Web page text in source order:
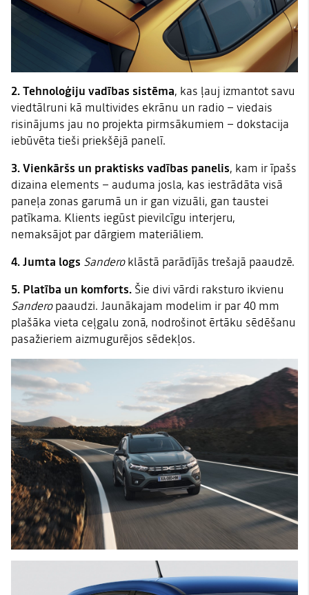
2.Tehnoloģiju vadības sistēma, kas ļauj izmantot savu
viedtālruni kā multivides ekrānu un radio – viedais
risinājums jau no projekta pirmsākumiem – dokstacija
iebūvēta tieši priekšējā panelī.
3. Vienkāršs un praktisks vadības panelis, kam ir īpašs
dizaina elements – auduma josla, kas iestrādāta visā
paneļa zonas garumā un ir gan vizuāli, gan taustei
patīkama. Klients iegūst pievilcīgu interjeru,
nemaksājot par dārgiem materiāliem.
4. Jumta logs Sanderoklāstā parādījās trešajā paaudzē.
5. Platība un komforts. Šie divi vārdi raksturo ikvienu
Sanderopaaudzi. Jaunākajam modelim ir par 40 mm
plašāka vieta ceļgalu zonā, nodrošinot ērtāku sēdēšanu
pasažieriem aizmugurējos sēdekļos.